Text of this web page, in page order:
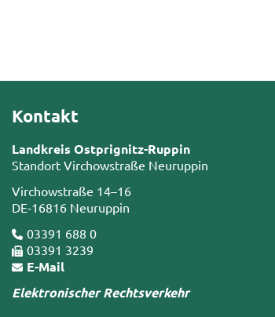
Kontakt
Landkreis Ostprignitz-Ruppin
Standort Virchowstraße Neuruppin
Virchowstraße 14–16
DE-16816 Neuruppin
03391 688 0
03391 3239
E-Mail
Elektronischer Rechtsverkehr